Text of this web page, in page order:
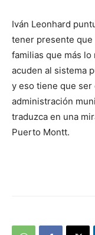
Iván Leonhard
tener presente que
familias que más lo
acuden al sistema
y eso tiene que ser
administración
traduzca en una
Puerto Montt.